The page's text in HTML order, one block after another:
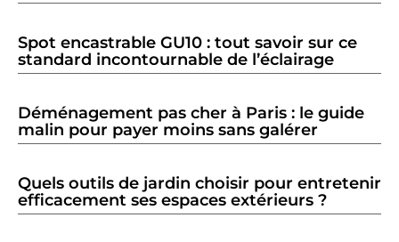
Spot encastrable GU10 : tout savoir sur ce
standard incontournable de l’éclairage
Déménagement pas cher à Paris : le guide
malin pour payer moins sans galérer
Quels outils de jardin choisir pour entretenir
efficacement ses espaces extérieurs ?